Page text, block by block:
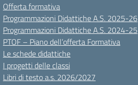
Offerta formativa
Programmazioni Didattiche A.S. 2025-26
Programmazioni Didattiche A.S. 2024-25
PTOF – Piano dell’offerta Formativa
Le schede didattiche
I progetti delle classi
Libri di testo a.s. 2026/2027